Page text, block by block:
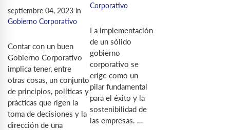
septiembre 04, 2023 in
Gobierno Corporativo
Contar con un buen
Gobierno Corporativo
implica tener, entre
otras cosas, un conjunto
de principios, políticas y
prácticas que rigen la
toma de decisiones y la
dirección de una
Corporativo
La implementación
de un sólido
gobierno
corporativo se
erige como un
pilar fundamental
para el éxito y la
sostenibilidad de
las empresas. …